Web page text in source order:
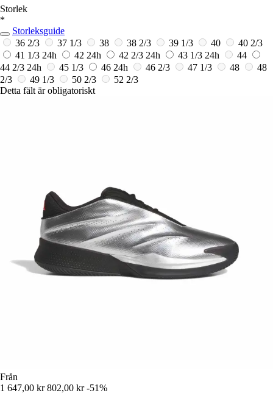
Storlek
*
Storleksguide
36 2/3
37 1/3 38 38 2/3 39 1/3 40
40 2/3
41 1/3 24h 42 24h 42 2/3 24h 43 1/3 24h
44
44 2/3 24h 45 1/3 46 24h 46 2/3 47 1/3 48
48
2/3
49 1/3 50 2/3
52 2/3
Detta fält är obligatoriskt
Från
1 647,00 kr 802,00 kr -51%